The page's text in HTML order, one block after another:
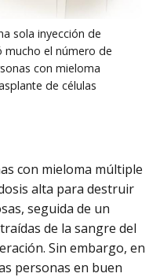
sola inyección de
mucho el número de
con mieloma
de células
con mieloma múltiple
alta para destruir
seguida de un
de la sangre del
Sin embargo, en
personas en buen